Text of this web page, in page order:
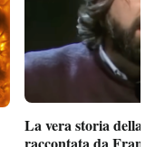
La vera storia della